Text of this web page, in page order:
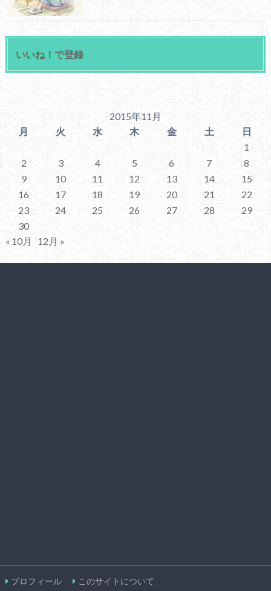
いいね！で登録
2015年11月
月
火 水 木 金 土
日
1
2
3 4 5 6 7
8
9
10 11 12 13 14
15
16
17 18 19 20 21
22
23
24 25 26 27 28
29
30
« 10月
12月 »
プロフィール このサイトについて